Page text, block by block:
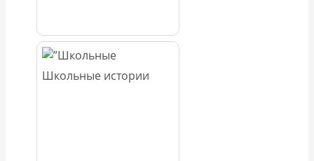
Школьные истории